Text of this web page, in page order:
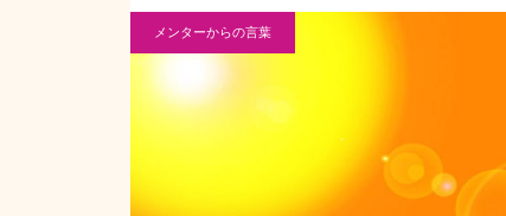
メンターからの言葉